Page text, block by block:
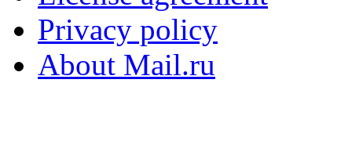
Privacy policy
About Mail.ru